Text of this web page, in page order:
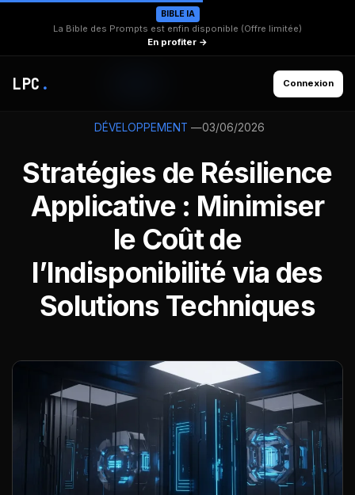
BIBLE IA
La Bible des Prompts est enfin disponible (Offre limitée)
En profiter →
LPC . Connexion
DÉVELOPPEMENT —03/06/2026
Stratégies de Résilience
Applicative : Minimiser
le Coût de
l’Indisponibilité via des
Solutions Techniques